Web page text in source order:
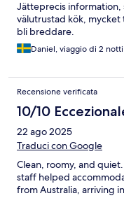
Jätteprecis
välutrustad kök, mycket
bli breddare.
Daniel, viaggio di 2 notti
Recensione verificata
10/10
22 ago 2025
Traduci con Google
Clean, roomy, and
staff helped
from Australia, arriving